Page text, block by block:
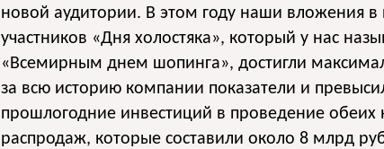
новой аудитории. В этом году наши вложения в
участников «Дня холостяка», который у нас
«Всемирным днем шопинга», достигли
за всю историю компании показатели и
прошлогодние инвестиций в проведение обеих
распродаж, которые составили около 8 млрд